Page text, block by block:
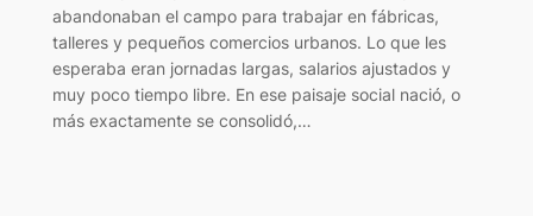
abandonaban el campo para trabajar en fábricas,
talleres y pequeños comercios urbanos. Lo que les
esperaba eran jornadas largas, salarios ajustados y
muy poco tiempo libre. En ese paisaje social nació, o
más exactamente se consolidó,…